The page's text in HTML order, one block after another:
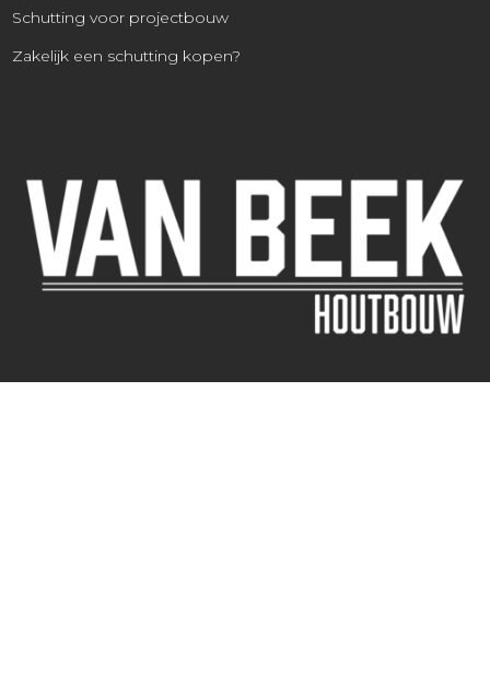
Schutting voor projectbouw
Zakelijk een schutting kopen?